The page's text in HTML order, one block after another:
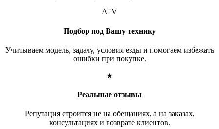
ATV
Подбор под Вашу технику
Учитываем модель, задачу, условия езды и помогаем избежать
ошибки при покупке.
★
Реальные отзывы
Репутация строится не на обещаниях, а на заказах,
консультациях и возврате клиентов.